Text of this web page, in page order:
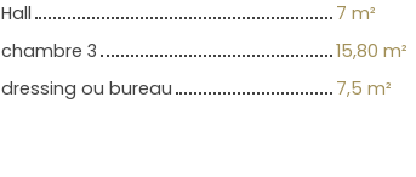
Hall
7 m²
chambre 3
15,80 m²
dressing ou bureau
7,5 m²